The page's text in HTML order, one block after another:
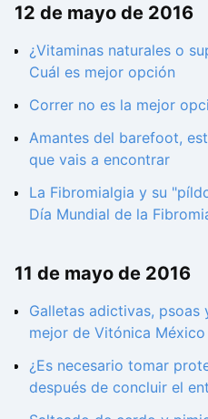
12 de mayo de 2016
¿Vitaminas naturales o
Cuál es mejor opción
Correr no es la mejor
Amantes del barefoot,
que vais a encontrar
La Fibromialgia y su
Día Mundial de la
11 de mayo de 2016
Galletas adictivas, psoas
mejor de Vitónica México
¿Es necesario tomar
después de concluir el